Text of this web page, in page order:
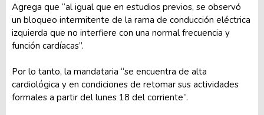
Agrega que “al igual que en estudios previos, se observó
un bloqueo intermitente de la rama de conducción eléctrica
izquierda que no interfiere con una normal frecuencia y
función cardíacas”.
Por lo tanto, la mandataria “se encuentra de alta
cardiológica y en condiciones de retomar sus actividades
formales a partir del lunes 18 del corriente”.